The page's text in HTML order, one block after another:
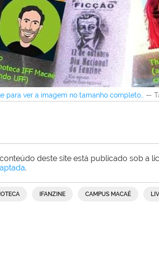
para ver a imagem no tamanho completo… —
deste site está publicado sob a
.
IFANZINE CAMPUS MACAÉ